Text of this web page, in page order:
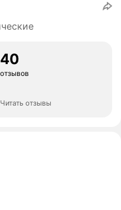
40
отзывов
Читать отзывы